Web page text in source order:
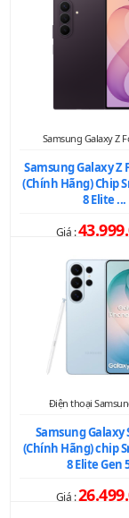
Samsung Galaxy Z
Samsung Galaxy Z
(Chính Hãng) Chip
8 Elite ...
Giá :
Điện thoại
Samsung Galaxy
(Chính Hãng) chip
8 Elite Gen
Giá :